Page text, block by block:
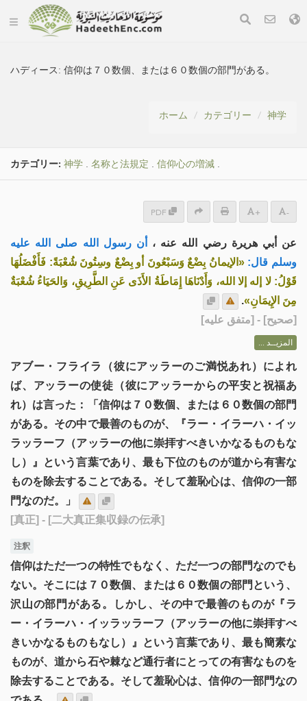
ハディース:信仰は７０数個、または６０数個の部門がある。
ホーム カテゴリー 神学
カテゴリー: 神学 . 名称と法規定 . 信仰心の増減 .
PDF + -
عن أبي هريرة رضي الله عنه ، أن رسول الله صلى الله عليه
وسلم قال: «الإيمانُ بِضْعٌ وَسَبْعُونَ أو بِضْعٌ وسِتُونَ شُعْبَةً: فَأَفْضَلُهَا
قَوْلُ: لا إله إلا الله، وَأَدْنَاهَا إِمَاطَةُ الأَذَى عَنِ الطَّرِيقِ، وَالحَيَاءُ شُعْبَةٌ
مِنَ الإِيمَانِ».
[صحيح] - [متفق عليه]
المزيــد ...
アブー・フライラ（彼にアッラーのご満悦あれ）によれ
ば、アッラーの使徒（彼にアッラーからの平安と祝福あ
れ）は言った：「信仰は７０数個、または６０数個の部門
がある。その中で最善のものが、『ラー・イラーハ・イッ
ラッラーフ（アッラーの他に崇拝すべきいかなるものもな
し）』という言葉であり、最も下位のものが道から有害な
ものを除去することである。そして羞恥心は、信仰の一部
門なのだ。」
[真正] - [二大真正集収録の伝承]
注釈
信仰はただ一つの特性でもなく、ただ一つの部門なのでも
ない。そこには７０数個、または６０数個の部門という、
沢山の部門がある。しかし、その中で最善のものが『ラ
ー・イラーハ・イッラッラーフ（アッラーの他に崇拝すべ
きいかなるものもなし）』という言葉であり、最も簡素な
ものが、道から石や棘など通行者にとっての有害なものを
除去することである。そして羞恥心は、信仰の一部門なの